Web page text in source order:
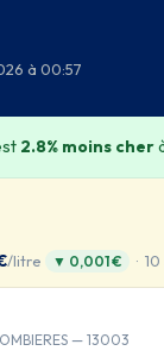
à 00:57
2.8% moins cher
/litre ▼ 0,001 € ·
— 13003